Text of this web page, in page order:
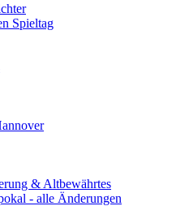
Spieltag
& Altbewährtes
- alle Änderungen